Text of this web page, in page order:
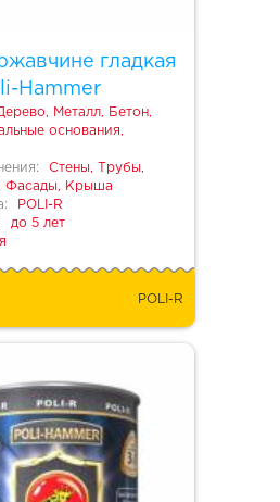
гладкая
Hammer
Металл, Бетон,
основания,
Стены, Трубы,
Фасады, Крыша
POLI-R
до 5 лет
POLI-R